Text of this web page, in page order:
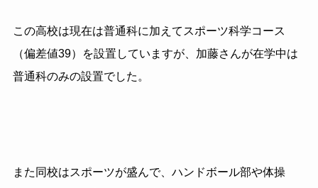
この高校は現在は普通科に加えてスポーツ科学コース
（偏差値39）を設置していますが、加藤さんが在学中は
普通科のみの設置でした。
また同校はスポーツが盛んで、ハンドボール部や体操